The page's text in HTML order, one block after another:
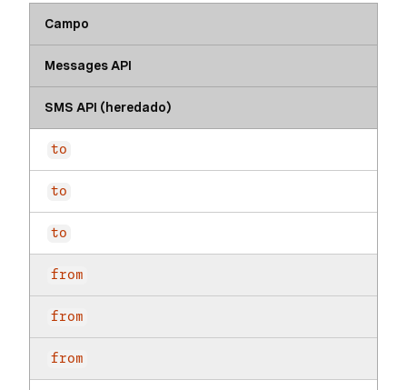
Campo
Messages API
SMS API (heredado)
to
to
to
from
from
from